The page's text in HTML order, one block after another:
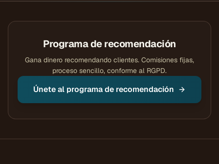
Programa de recomendación
Gana dinero recomendando clientes. Comisiones fijas,
proceso sencillo, conforme al RGPD.
Únete al programa de recomendación